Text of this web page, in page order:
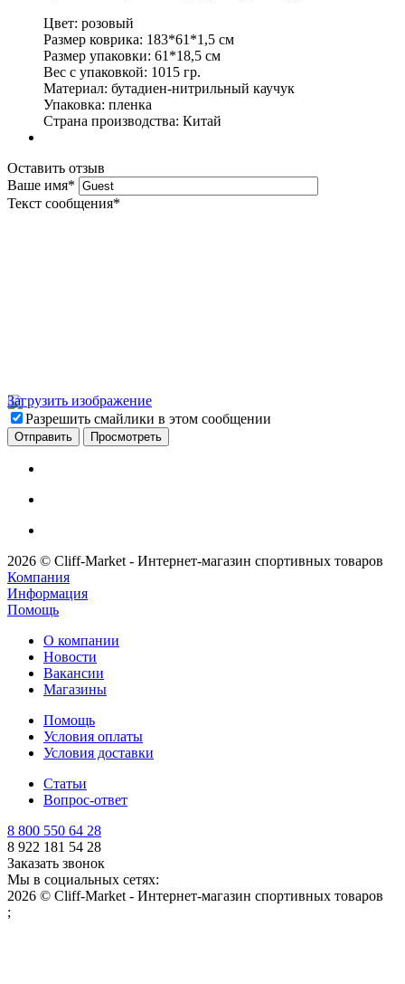
Цвет: розовый
Размер коврика: 183*61*1,5 см
Размер упаковки: 61*18,5 см
Вес с упаковкой: 1015 гр.
Материал: бутадиен-нитрильный каучук
Упаковка: пленка
Страна производства: Китай
Оставить отзыв
Ваше имя*
Текст сообщения*
Загрузить изображение
Разрешить смайлики в этом сообщении
2026 © Cliff-Market - Интернет-магазин спортивных товаров
Компания
Информация
Помощь
О компании
Новости
Вакансии
Магазины
Помощь
Условия оплаты
Условия доставки
Статьи
Вопрос-ответ
8 800 550 64 28
8 922 181 54 28
Заказать звонок
Мы в социальных сетях:
2026 © Cliff-Market - Интернет-магазин спортивных товаров
;